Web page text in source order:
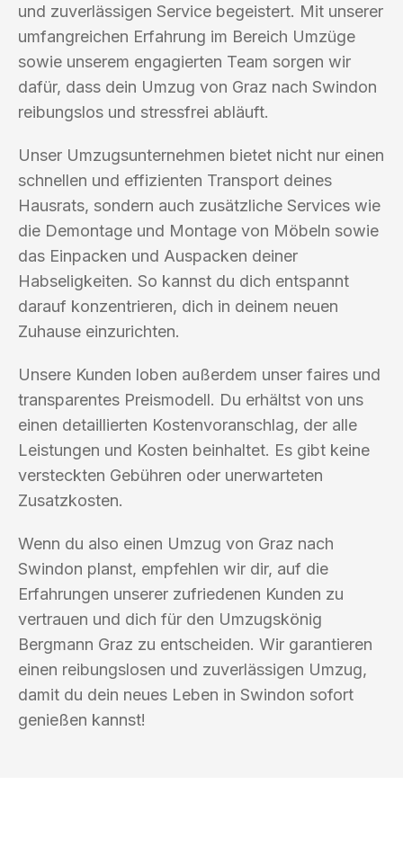
und zuverlässigen Service begeistert. Mit unserer
umfangreichen Erfahrung im Bereich Umzüge
sowie unserem engagierten Team sorgen wir
dafür, dass dein Umzug von Graz nach Swindon
reibungslos und stressfrei abläuft.
Unser Umzugsunternehmen bietet nicht nur einen
schnellen und effizienten Transport deines
Hausrats, sondern auch zusätzliche Services wie
die Demontage und Montage von Möbeln sowie
das Einpacken und Auspacken deiner
Habseligkeiten. So kannst du dich entspannt
darauf konzentrieren, dich in deinem neuen
Zuhause einzurichten.
Unsere Kunden loben außerdem unser faires und
transparentes Preismodell. Du erhältst von uns
einen detaillierten Kostenvoranschlag, der alle
Leistungen und Kosten beinhaltet. Es gibt keine
versteckten Gebühren oder unerwarteten
Zusatzkosten.
Wenn du also einen Umzug von Graz nach
Swindon planst, empfehlen wir dir, auf die
Erfahrungen unserer zufriedenen Kunden zu
vertrauen und dich für den Umzugskönig
Bergmann Graz zu entscheiden. Wir garantieren
einen reibungslosen und zuverlässigen Umzug,
damit du dein neues Leben in Swindon sofort
genießen kannst!